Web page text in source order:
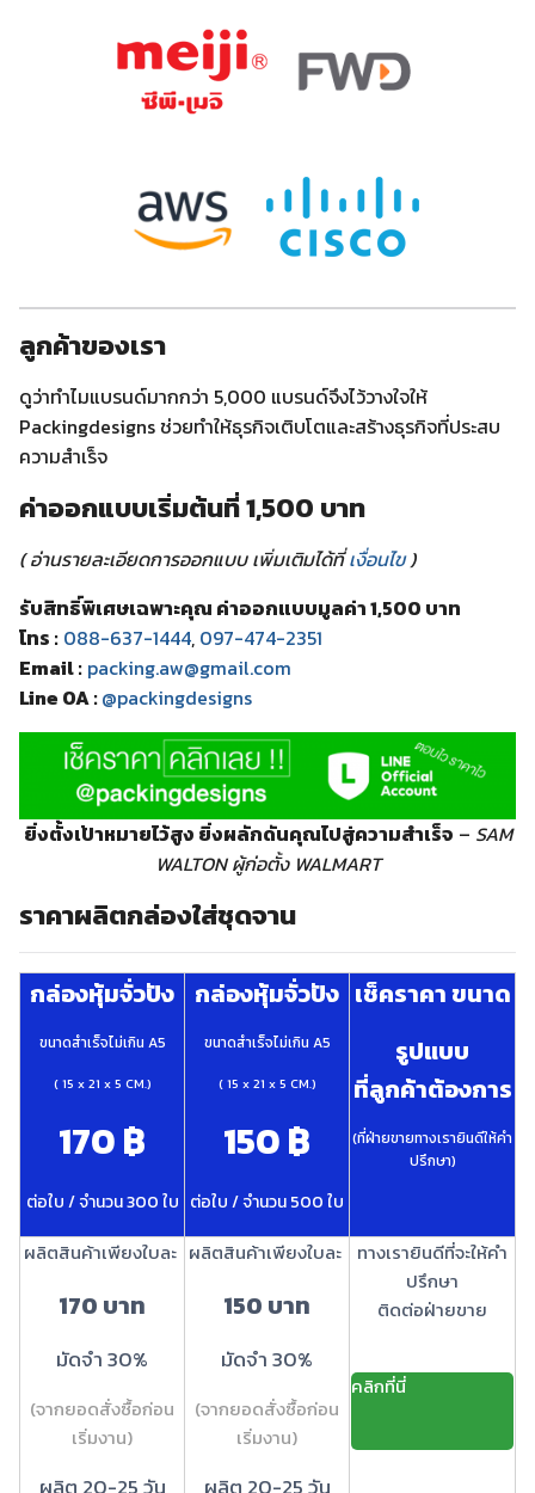
ลูกค้าของเรา
ดูว่าทำไมแบรนด์มากกว่า 5,000 แบรนด์จึงไว้วางใจให้
Packingdesigns ช่วยทำให้ธุรกิจเติบโตและสร้างธุรกิจที่ประสบ
ความสำเร็จ
ค่าออกแบบเริ่มต้นที่ 1,500 บาท
( อ่านรายละเอียดการออกแบบ เพิ่มเติมได้ที่เงื่อนไข)
รับสิทธิ์พิเศษเฉพาะคุณ ค่าออกแบบมูลค่า 1,500 บาท
โทร : 088-637-1444, 097-474-2351
Email : packing.aw@gmail.com
Line OA :@packingdesigns
ยิ่งตั้งเป้าหมายไว้สูง ยิ่งผลักดันคุณไปสู่ความสำเร็จ – SAM
WALTON ผู้ก่อตั้ง WALMART
ราคาผลิตกล่องใส่ชุดจาน
กล่องหุ้มจั่วปัง
ขนาดสำเร็จไม่เกิน A5
( 15 x 21 x 5 CM.)
170 ฿
ต่อใบ / จำนวน 300 ใบ
กล่องหุ้มจั่วปัง
ขนาดสำเร็จไม่เกิน A5
( 15 x 21 x 5 CM.)
150 ฿
ต่อใบ / จำนวน 500 ใบ
เช็คราคา ขนาด
รูปแบบ
ที่ลูกค้าต้องการ
(ที่ฝ่ายขายทางเรายินดีให้คำ
ปรึกษา)
ผลิตสินค้าเพียงใบละ
170 บาท
มัดจำ 30%
(จากยอดสั่งซื้อก่อน
เริ่มงาน)
ผลิตสินค้าเพียงใบละ
150 บาท
มัดจำ 30%
(จากยอดสั่งซื้อก่อน
เริ่มงาน)
ทางเรายินดีที่จะให้คำ
ปรึกษา
ติดต่อฝ่ายขาย
คลิกที่นี่